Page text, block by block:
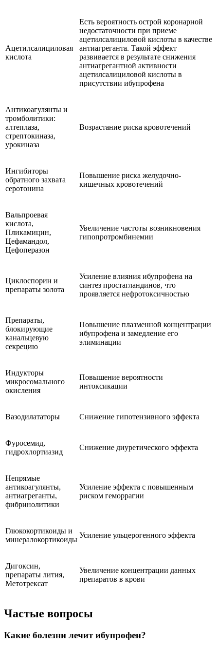
Ацетилсалициловая
кислота
Есть вероятность острой коронарной
недостаточности при приеме
ацетилсалициловой кислоты в качестве
антиагреганта. Такой эффект
развивается в результате снижения
антиагрегантной активности
ацетилсалициловой кислоты в
присутствии ибупрофена
Антикоагулянты и
тромболитики:
алтеплаза,
стрептокиназа,
урокиназа
Возрастание риска кровотечений
Ингибиторы
обратного захвата
серотонина
Повышение риска желудочно-
кишечных кровотечений
Вальпроевая
кислота,
Пликамицин,
Цефамандол,
Цефоперазон
Увеличение частоты возникновения
гипопротромбинемии
Циклоспорин и
препараты золота
Усиление влияния ибупрофена на
синтез простагландинов, что
проявляется нефротоксичностью
Препараты,
блокирующие
канальцевую
секрецию
Повышение плазменной концентрации
ибупрофена и замедление его
элиминации
Индукторы
микросомального
окисления
Повышение вероятности
интоксикации
Вазодилататоры Снижение гипотензивного эффекта
Фуросемид,
гидрохлортиазид
Снижение диуретического эффекта
Непрямые
антикоагулянты,
антиагреганты,
фибринолитики
Усиление эффекта с повышенным
риском геморрагии
Глюкокортикоиды и
минералокортикоиды
Усиление ульцерогенного эффекта
Дигоксин,
препараты лития,
Метотрексат
Увеличение концентрации данных
препаратов в крови
Частые вопросы
Какие болезни лечит ибупрофен?